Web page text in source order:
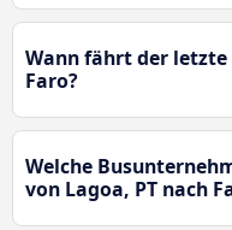
Wann fährt der letzte
Faro?
Welche
von Lagoa, PT nach